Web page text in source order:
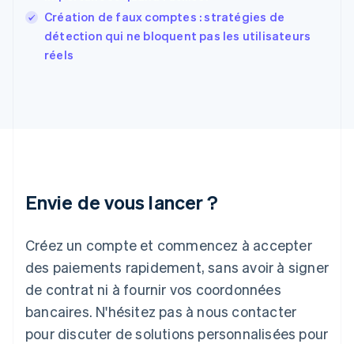
Création de faux comptes : stratégies de
détection qui ne bloquent pas les utilisateurs
réels
Envie de vous lancer ?
Créez un compte et commencez à accepter
des paiements rapidement, sans avoir à signer
de contrat ni à fournir vos coordonnées
bancaires. N'hésitez pas à nous contacter
pour discuter de solutions personnalisées pour
English
Grèce
Hongrie
日本語 English
English
Liechtenstein
Deutsch English
Lituanie
English
Luxembourg
FrançaisDeutschEnglish